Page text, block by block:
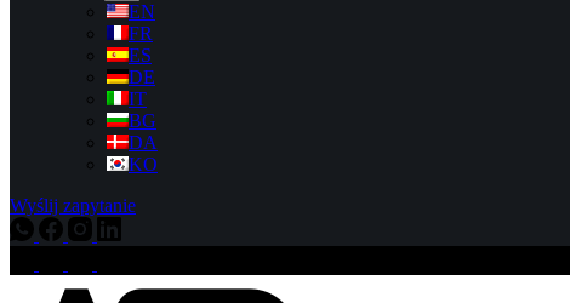
EN
FR
ES
DE
IT
BG
DA
KO
Wyślij zapytanie